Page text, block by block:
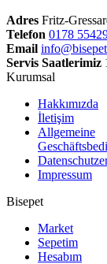
Adres Fritz-
Telefon 0178
Email
Servis Saatlerimiz
Kurumsal
Hakkımızda
İletişim
Allgemeine
Impressum
Bisepet
Market
Sepetim
Hesabım